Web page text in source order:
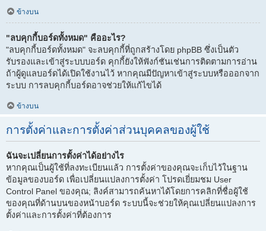
ข้างบน
"ลบคุกกี้บอร์ดทั้งหมด" คืออะไร?
"ลบคุกกี้บอร์ดทั้งหมด" จะลบคุกกี้ที่ถูกสร้างโดย phpBB ซึ่งเป็นตัว
รับรองและเข้าสู่ระบบบอร์ด คุกกี้ยังให้ฟังก์ชันเช่นการติดตามการอ่าน
ถ้าผู้ดูแลบอร์ดได้เปิดใช้งานไว้ หากคุณมีปัญหาเข้าสู่ระบบหรือออกจาก
ระบบ การลบคุกกี้บอร์ดอาจช่วยให้แก้ไขได้
ข้างบน
การตั้งค่าและการตั้งค่าส่วนบุคคลของผู้ใช้
ฉันจะเปลี่ยนการตั้งค่าได้อย่างไร
หากคุณเป็นผู้ใช้ที่ลงทะเบียนแล้ว การตั้งค่าของคุณจะเก็บไว้ในฐาน
ข้อมูลของบอร์ด เพื่อเปลี่ยนแปลงการตั้งค่า โปรดเยี่ยมชม User
Control Panel ของคุณ; ลิงค์สามารถค้นหาได้โดยการคลิกที่ชื่อผู้ใช้
ของคุณที่ด้านบนของหน้าบอร์ด ระบบนี้จะช่วยให้คุณเปลี่ยนแปลงการ
ตั้งค่าและการตั้งค่าที่ต้องการ